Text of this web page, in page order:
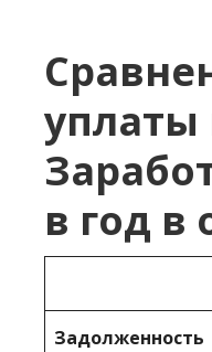
уплаты
в год в
Задолженность